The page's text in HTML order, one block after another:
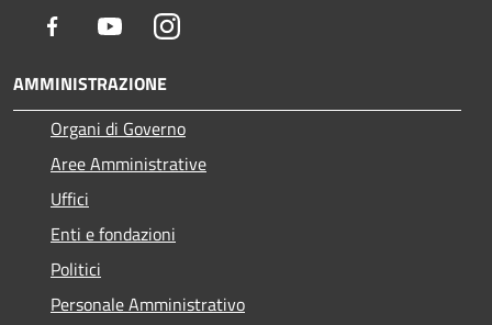
Facebook YoutubeInstagram
AMMINISTRAZIONE
Organi di Governo
Aree Amministrative
Uffici
Enti e fondazioni
Politici
Personale Amministrativo